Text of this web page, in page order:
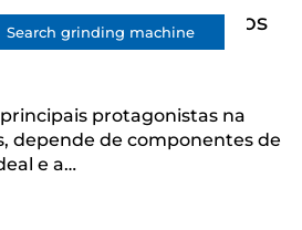
Search grinding machine
a retificação de eixos
eólica
protagonistas na
depende de componentes de
e a…